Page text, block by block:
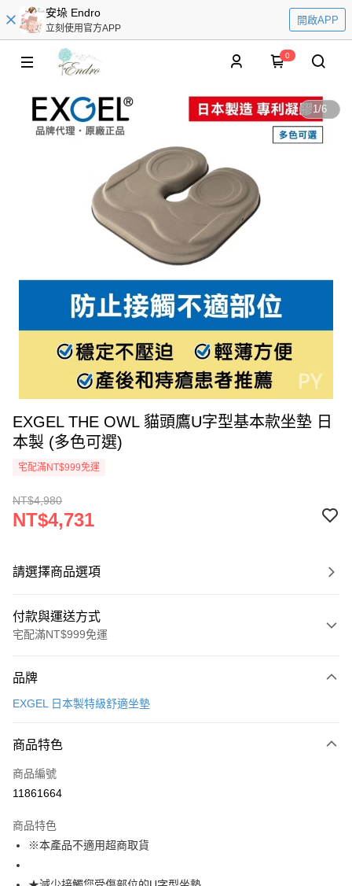
安垛 Endro
立刻使用官方APP
開啟APP
0
1/6
EXGEL THE OWL 貓頭鷹U字型基本款坐墊 日
本製 (多色可選)
宅配滿NT$999免運
NT$4,980
NT$4,731
請選擇商品選項
付款與運送方式
宅配滿NT$999免運
信用卡一次付款
3 期 0 利率 每期
合作金庫商業銀行
上海商業儲蓄銀行
臺灣中小企業銀行
匯豐（台灣）商業銀行
元大商業銀行
永豐商業銀行
LINE Pay
Apple Pay
悠遊付
品牌
EXGEL 日本製特級舒適坐墊
商品特色
商品編號
11861664
商品特色
※本產品不適用超商取貨